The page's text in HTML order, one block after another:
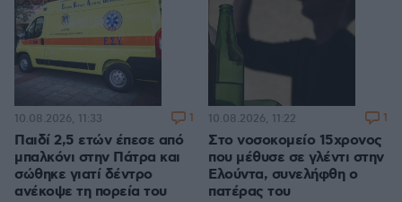
Παιδί 2,5 ετών έπεσε από
μπαλκόνι στην Πάτρα και
σώθηκε γιατί δέντρο
ανέκοψε τη πορεία του
10.08.2026, 11:33 1
Στο νοσοκομείο 15χρονος
που μέθυσε σε γλέντι στην
Ελούντα, συνελήφθη ο
πατέρας του
10.08.2026, 11:22 1